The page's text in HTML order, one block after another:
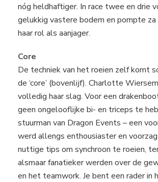
nóg heldhaftiger. In race twee en drie
gelukkig vastere bodem en pompte za
haar rol als aanjager.
Core
De techniek van het roeien zelf komt
de ‘core’ (bovenlijf). Charlotte
volledig haar slag. Voor een
geen ongelooflijke bi- en triceps te
stuurman van Dragon Events – een
werd allengs enthousiaster en
nuttige tips om synchroon te roeien,
alsmaar fanatieker werden over de
en het teamwork. Je bent een rader in